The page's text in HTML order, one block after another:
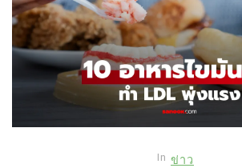
In ข่าว